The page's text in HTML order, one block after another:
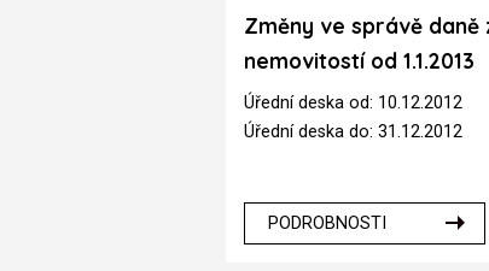
Změny ve správě daně
nemovitostí od 1.1.2013
Úřední deska od: 10.12.2012
Úřední deska do: 31.12.2012
PODROBNOSTI